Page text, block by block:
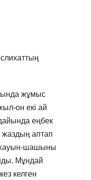
жұмыс
он екі ай
еңбек
жаздың аптап
жауын-шашыны
Мұндай
келген